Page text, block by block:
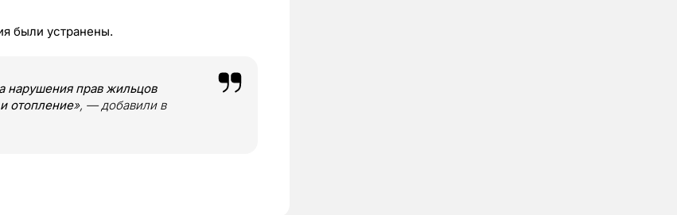
были устранены.
прав жильцов
отопление», — добавили в